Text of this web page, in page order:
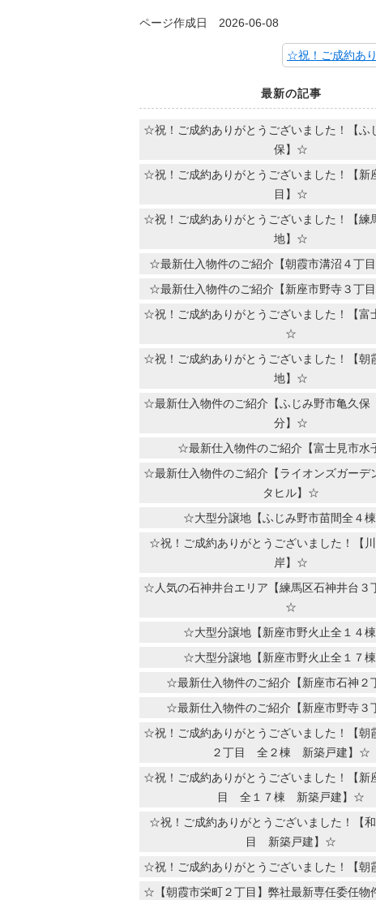
ページ作成日 2026-06-08
最新の記事
☆祝！ご成約ありがとうございました！【ふ
保】☆
☆祝！ご成約ありがとうございました！【新
目】☆
☆祝！ご成約ありがとうございました！【
地】☆
☆最新仕入物件のご紹介【朝霞市溝沼４
☆最新仕入物件のご紹介【新座市野寺３
☆祝！ご成約ありがとうございました！【富
☆
☆祝！ご成約ありがとうございました！【
地】☆
☆最新仕入物件のご紹介【ふじみ野市亀久
分】☆
☆最新仕入物件のご紹介【富士見市水
☆最新仕入物件のご紹介【ライオンズガーデ
タヒル】☆
☆大型分譲地【ふじみ野市苗間全４
☆祝！ご成約ありがとうございました！【
岸】☆
☆人気の石神井台エリア【練馬区石神井台３
☆
☆大型分譲地【新座市野火止全１４
☆大型分譲地【新座市野火止全１７
☆最新仕入物件のご紹介【新座市石神２
☆最新仕入物件のご紹介【新座市野寺３
☆祝！ご成約ありがとうございました！【朝
２丁目 全２棟 新築戸建】☆
☆祝！ご成約ありがとうございました！【新
目 全１７棟 新築戸建】☆
☆祝！ご成約ありがとうございました！【
目 新築戸建】☆
☆祝！ご成約ありがとうございました！【
☆【朝霞市栄町２丁目】弊社最新専任委任